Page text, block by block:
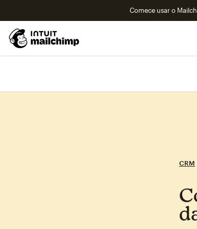
Comece usar o
CRM